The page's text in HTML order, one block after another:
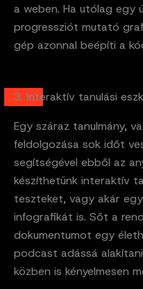
a weben. Ha utólag egy
progressziót mutató
gép azonnal beépíti a
3. Interaktív tanulási
Egy száraz tanulmány,
feldolgozása sok időt
segítségével ebből az
készíthetünk interaktív
teszteket, vagy akár
infografikát is. Sőt a
dokumentumot egy
podcast adássá
közben is kényelmesen